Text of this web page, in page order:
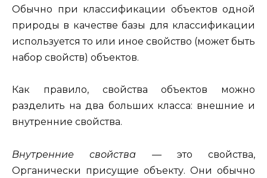
Обычно при классификации объектов одной
природы в качестве базы для классификации
используется то или иное свойство (может быть
набор свойств) объектов.
Как правило, свойства объектов можно
разделить на два больших класса: внешние и
внутренние свойства.
Внутренние свойства —это свойства,
Органически присущие объекту. Они обычно